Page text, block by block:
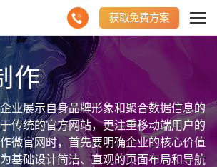
获取免费方案
作
业展示自身品牌形象和聚合数据信息的
传统的官方网站，更注重移动端用户的
微官网时，首先要明确企业的核心价值
基础设计简洁、直观的页面布局和导航